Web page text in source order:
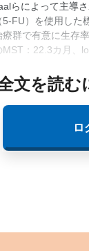
らによって主導
FU）を使用した
療群で有意に生存
MST：22.3カ月、
文を読む
ロ